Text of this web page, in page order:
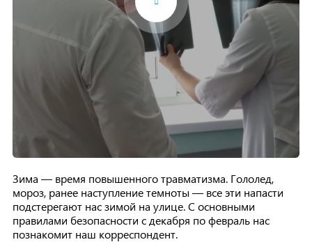
Зима — время повышенного травматизма. Гололед,
мороз, ранее наступление темноты — все эти напасти
подстерегают нас зимой на улице. С основными
правилами безопасности с декабря по февраль нас
познакомит наш корреспондент.